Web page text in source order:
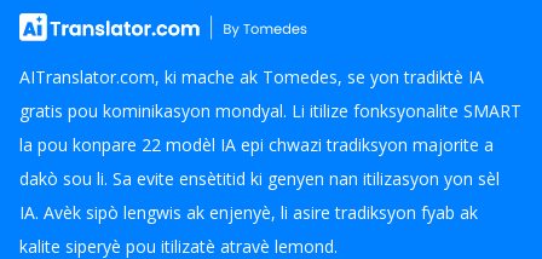
AITranslator.com, ki mache ak Tomedes, se yon tradiktè IA
gratis pou kominikasyon mondyal. Li itilize fonksyonalite SMART
la pou konpare 22 modèl IA epi chwazi tradiksyon majorite a
dakò sou li. Sa evite ensètitid ki genyen nan itilizasyon yon sèl
IA. Avèk sipò lengwis ak enjenyè, li asire tradiksyon fyab ak
kalite siperyè pou itilizatè atravè lemond.